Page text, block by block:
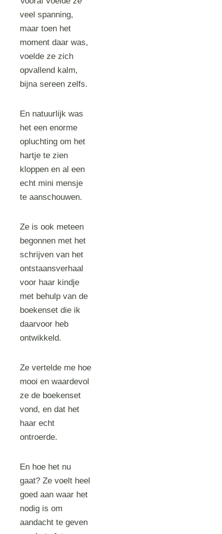
veel spanning,
maar toen het
moment daar was,
voelde ze zich
opvallend kalm,
bijna sereen zelfs.
En natuurlijk was
het een enorme
opluchting om het
hartje te zien
kloppen en al een
echt mini mensje
te aanschouwen.
Ze is ook meteen
begonnen met het
schrijven van het
ontstaansverhaal
voor haar kindje
met behulp van de
boekenset die ik
daarvoor heb
ontwikkeld.
Ze vertelde me hoe
mooi en waardevol
ze de boekenset
vond, en dat het
haar echt
ontroerde.
En hoe het nu
gaat? Ze voelt heel
goed aan waar het
nodig is om
aandacht te geven